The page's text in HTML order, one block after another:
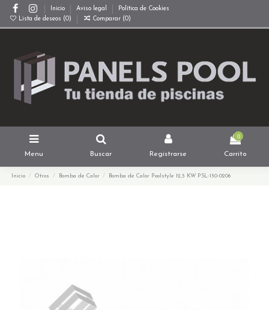
Inicio Aviso legal
Política de Cookies
Lista de deseos (0) Comparar (0)
Menu Buscar Registrarse
0
Carrito
Inicio Otros Bomba de Calor Bomba de Calor Poolstyle 12,5 KW PSL-150-0206